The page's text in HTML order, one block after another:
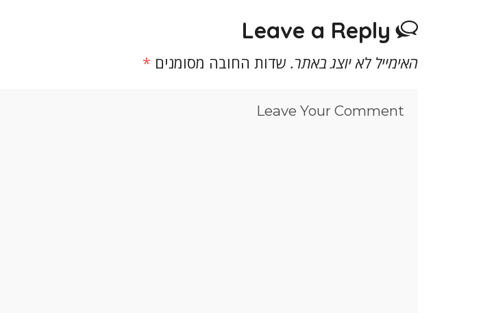
Leave a Reply
האימייל לא יוצג באתר. שדות החובה מסומנים *